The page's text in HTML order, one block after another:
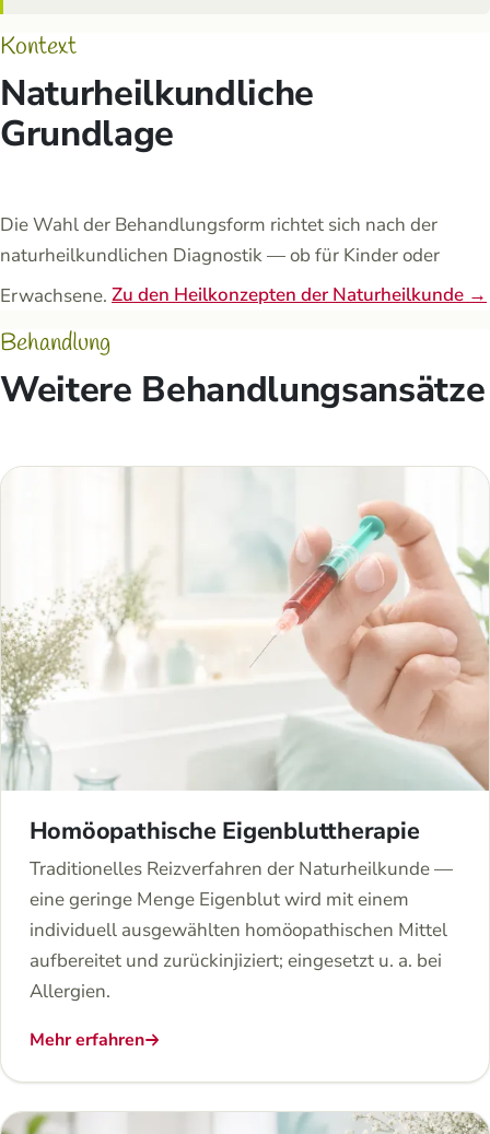
Kontext
Naturheilkundliche
Grundlage
Die Wahl der Behandlungsform richtet sich nach der
naturheilkundlichen Diagnostik — ob für Kinder oder
Erwachsene. Zu den Heilkonzepten der Naturheilkunde →
Behandlung
Weitere Behandlungsansätze
Homöopathische Eigenbluttherapie
Traditionelles Reizverfahren der Naturheilkunde —
eine geringe Menge Eigenblut wird mit einem
individuell ausgewählten homöopathischen Mittel
aufbereitet und zurückinjiziert; eingesetzt u. a. bei
Allergien.
Mehr erfahren